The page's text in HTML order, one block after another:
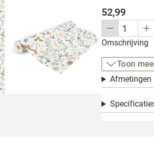
52,99
Omschrijving
Toon
Afmetingen